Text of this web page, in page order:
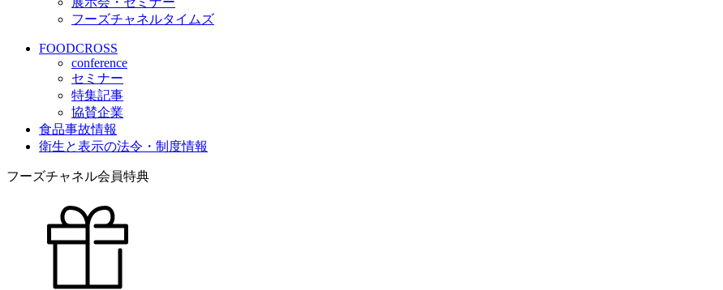
フーズチャネルタイムズ
FOODCROSS
conference
セミナー
特集記事
協賛企業
食品事故情報
衛生と表示の法令・制度情報
フーズチャネル会員特典